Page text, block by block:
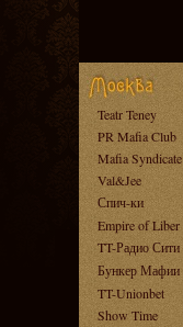
Teatr Teney
PR Mafia Club
Mafia Syndicate
Val&Jee
Спич-ки
Empire of Liber
TT-Радио Сити
Бункер Мафии
TT-Unionbet
Show Time